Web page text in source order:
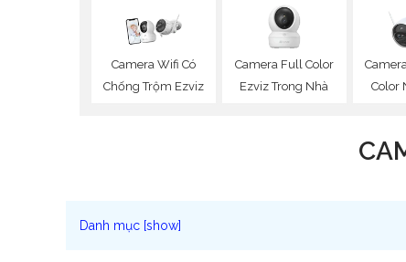
Camera Wifi Có
Chống Trộm Ezviz
Camera Full Color
Ezviz Trong Nhà
Color